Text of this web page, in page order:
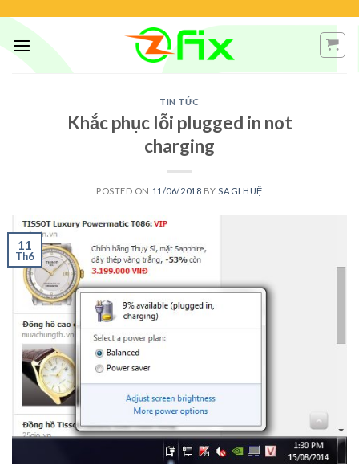
content
TIN TỨC
Khắc phục lỗi plugged in not
charging
POSTED ON 11/06/2018 BY SAGI HUỆ
11
Th6